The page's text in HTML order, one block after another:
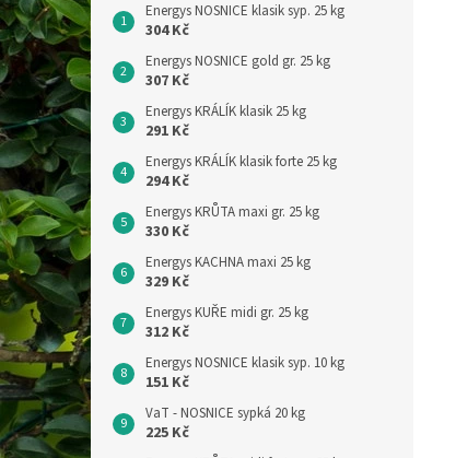
Energys NOSNICE klasik syp. 25 kg
304 Kč
Energys NOSNICE gold gr. 25 kg
307 Kč
Energys KRÁLÍK klasik 25 kg
291 Kč
Energys KRÁLÍK klasik forte 25 kg
294 Kč
Energys KRŮTA maxi gr. 25 kg
330 Kč
Energys KACHNA maxi 25 kg
329 Kč
Energys KUŘE midi gr. 25 kg
312 Kč
Energys NOSNICE klasik syp. 10 kg
151 Kč
VaT - NOSNICE sypká 20 kg
225 Kč